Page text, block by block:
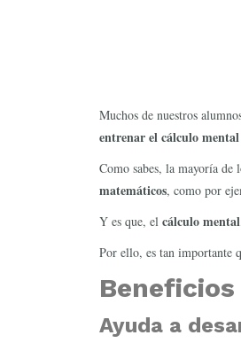
Muchos de nuestros
entrenar el cálculo
Como sabes, la mayoría
matemáticos, como por
Y es que, el cálculo mental
Por ello, es tan importante
Ayuda a